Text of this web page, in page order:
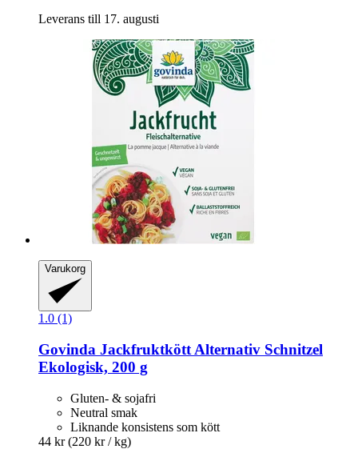
Leverans till 17. augusti
Varukorg
1.0 (1)
Govinda Jackfruktkött Alternativ Schnitzel
Ekologisk, 200 g
Gluten- & sojafri
Neutral smak
Liknande konsistens som kött
44 kr (220 kr / kg)